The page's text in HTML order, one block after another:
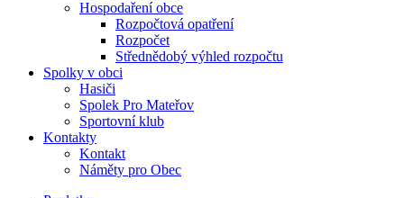
Hospodaření obce
Rozpočtová opatření
Rozpočet
Střednědobý výhled rozpočtu
Spolky v obci
Hasiči
Spolek Pro Mateřov
Sportovní klub
Kontakty
Kontakt
Náměty pro Obec